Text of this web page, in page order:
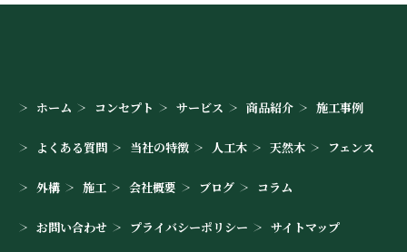
ホーム コンセプト サービス 商品紹介 施工事例
よくある質問 当社の特徴 人工木 天然木 フェンス
外構 施工 会社概要 ブログ コラム
お問い合わせ プライバシーポリシー サイトマップ